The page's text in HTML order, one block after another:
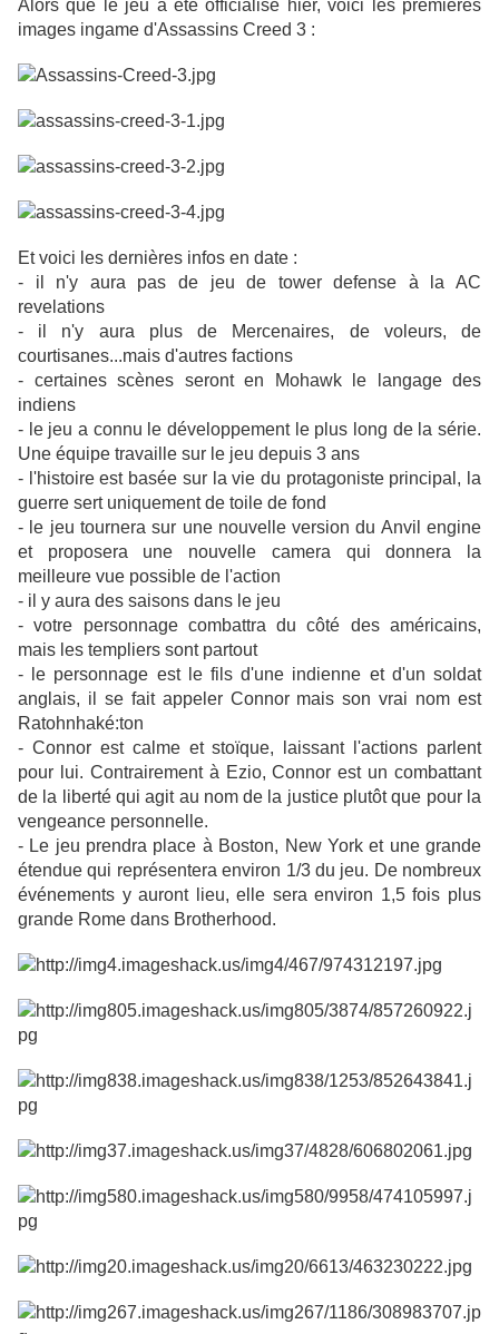
Alors que le jeu a été officialisé hier, voici les premières
images ingame d'Assassins Creed 3 :
Et voici les dernières infos en date :
- il n'y aura pas de jeu de tower defense à la AC
revelations
- il n'y aura plus de Mercenaires, de voleurs, de
courtisanes...mais d'autres factions
- certaines scènes seront en Mohawk le langage des
indiens
- le jeu a connu le développement le plus long de la série.
Une équipe travaille sur le jeu depuis 3 ans
- l'histoire est basée sur la vie du protagoniste principal, la
guerre sert uniquement de toile de fond
- le jeu tournera sur une nouvelle version du Anvil engine
et proposera une nouvelle camera qui donnera la
meilleure vue possible de l'action
- il y aura des saisons dans le jeu
- votre personnage combattra du côté des américains,
mais les templiers sont partout
- le personnage est le fils d'une indienne et d'un soldat
anglais, il se fait appeler Connor mais son vrai nom est
Ratohnhaké:ton
- Connor est calme et stoïque, laissant l'actions parlent
pour lui. Contrairement à Ezio, Connor est un combattant
de la liberté qui agit au nom de la justice plutôt que pour la
vengeance personnelle.
- Le jeu prendra place à Boston, New York et une grande
étendue qui représentera environ 1/3 du jeu. De nombreux
événements y auront lieu, elle sera environ 1,5 fois plus
grande Rome dans Brotherhood.